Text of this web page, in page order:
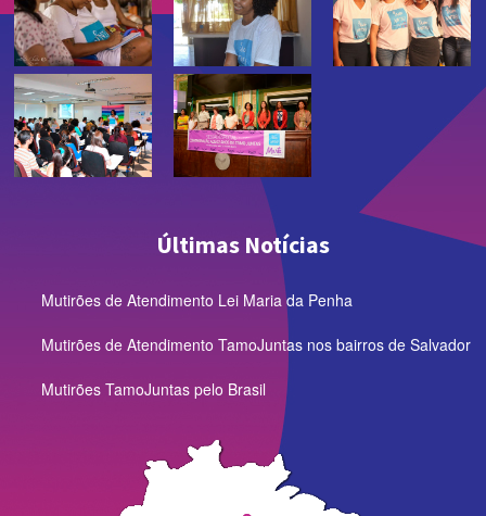
Últimas Notícias
Mutirões de Atendimento Lei Maria da Penha
Mutirões de Atendimento TamoJuntas nos bairros de Salvador
Mutirões TamoJuntas pelo Brasil